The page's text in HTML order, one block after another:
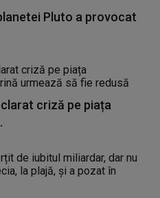
Pluto a provocat
criză pe piața